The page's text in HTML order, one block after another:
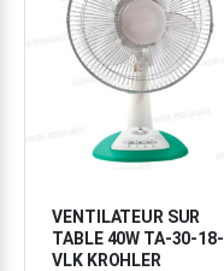
VENTILATEUR SUR
TABLE 40W TA-30-18-
VLK KROHLER